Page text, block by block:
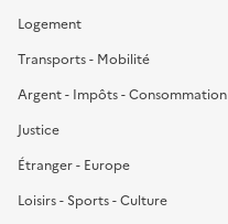
Logement
Transports - Mobilité
Argent - Impôts - Consommation
Justice
Étranger - Europe
Loisirs - Sports - Culture